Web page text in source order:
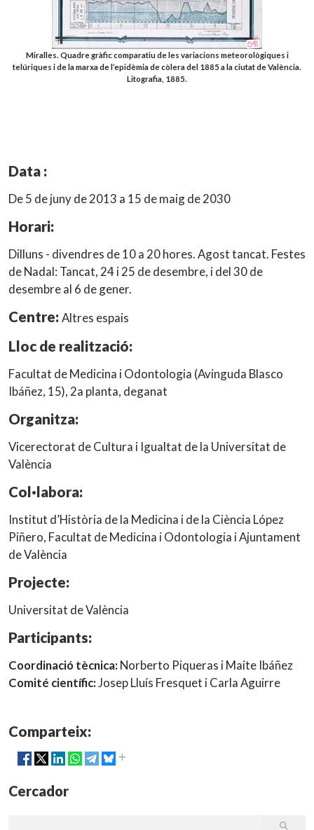
Miralles. Quadre gràfic comparatiu de les variacions meteorològiques i
telúriques i de la marxa de l’epidèmia de còlera del 1885 a la ciutat de València.
Litografia, 1885.
Data :
De 5 de juny de 2013 a 15 de maig de 2030
Horari:
Dilluns - divendres de 10 a 20 hores. Agost tancat. Festes
de Nadal: Tancat, 24 i 25 de desembre, i del 30 de
desembre al 6 de gener.
Centre:Altres espais
Lloc de realització:
Facultat de Medicina i Odontologia (Avinguda Blasco
Ibáñez, 15), 2a planta, deganat
Organitza:
Vicerectorat de Cultura i Igualtat de la Universitat de
València
Col·labora:
Institut d’Història de la Medicina i de la Ciència López
Piñero, Facultat de Medicina i Odontologia i Ajuntament
de València
Projecte:
Universitat de València
Participants:
Coordinació tècnica: Norberto Piqueras i Maite Ibáñez
Comité científic:Josep Lluís Fresquet i Carla Aguirre
Comparteix:
Cercador